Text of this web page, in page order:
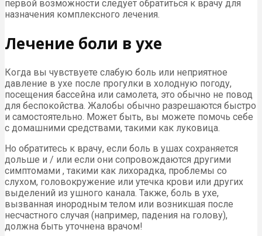
первой возможности следует обратиться к врачу для
назначения комплексного лечения.
Лечение боли в ухе
Когда вы чувствуете слабую боль или неприятное
давление в ухе после прогулки в холодную погоду,
посещения бассейна или самолета, это обычно не повод
для беспокойства. Жалобы обычно разрешаются быстро
и самостоятельно. Может быть, вы можете помочь себе
с домашними средствами, такими как луковица.
Но обратитесь к врачу, если боль в ушах сохраняется
дольше и / или если они сопровождаются другими
симптомами , такими как лихорадка, проблемы со
слухом, головокружение или утечка крови или других
выделений из ушного канала. Также, боль в ухе,
вызванная инородным телом или возникшая после
несчастного случая (например, падения на голову),
должна быть уточнена врачом!